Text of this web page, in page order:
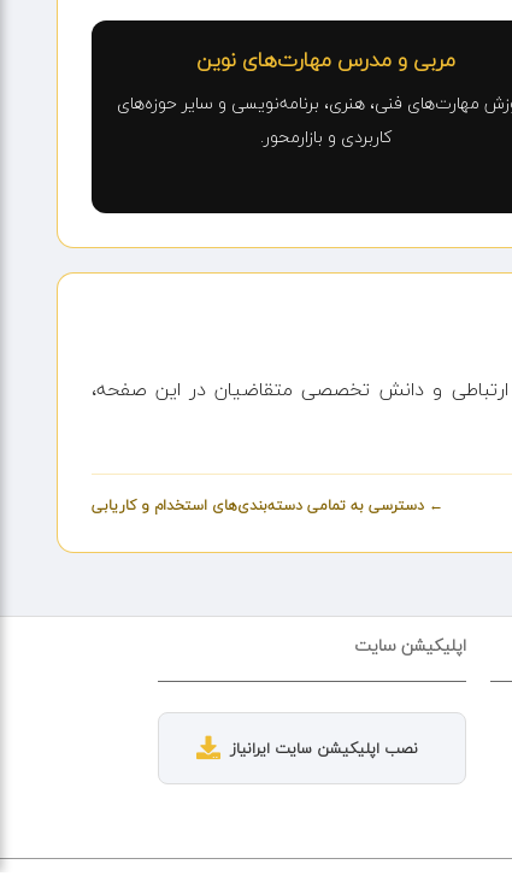
مربی و مدرس مهارت‌های نوین
مهارت‌های فنی، هنری، برنامه‌نویسی و سایر حوزه‌های
کاربردی و بازارمحور.
و دانش تخصصی متقاضیان در این صفحه،
← دسترسی به تمامی دسته‌بندی‌های استخدام و کاریابی
اپلیکیشن سایت
نصب اپلیکیشن سایت ایرانیاز